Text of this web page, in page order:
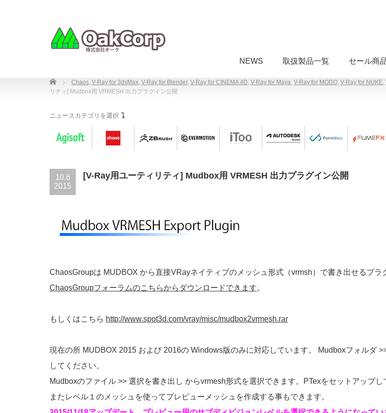
NEWS 取扱製品一覧 セール商
Home Chaos, V-Ray for 3dsMax, V-Ray for Blender, V-Ray for CINEMA 4D, V-Ray for Maya, V-Ray for MODO, V-Ray for NUKE,
リティ] Mudbox用 VRMESH 出力プラグイン公開
ニュースカテゴリを選択
10.6
2015
[V-Ray用ユーティリティ] Mudbox用 VRMESH 出力プラグイン公開
ChaosGroupは MUDBOX から直接VRayネイティブのメッシュ形式（vrmsh）で書き出せるプラ
ChaosGroupフォーラムのこちらからダウンロードできます。
もしくはこちら http://www.spot3d.com/vray/misc/mudbox2vrmesh.rar
現在の所 MUDBOX 2015 および 2016の Windows版のみに対応しています。 Mudboxフォルダ
してください。
Mudboxのファイル >> 選択を書き出し からvrmesh形式を選択できます。PTexをセットアップ
またレベル１のメッシュを使ってプレビューメッシュを作成する事もできます。